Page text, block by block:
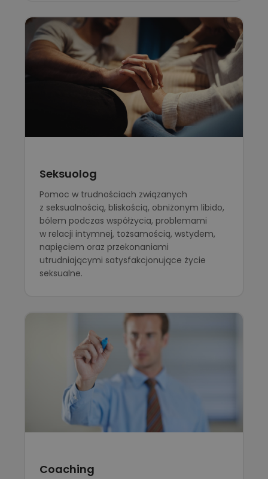
Seksuolog
Pomoc w trudnościach związanych
z seksualnością, bliskością, obniżonym libido,
bólem podczas współżycia, problemami
w relacji intymnej, tożsamością, wstydem,
napięciem oraz przekonaniami
utrudniającymi satysfakcjonujące życie
seksualne.
Coaching